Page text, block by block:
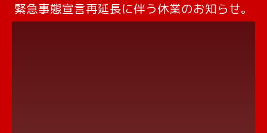
緊急事態宣言再延長に伴う休業のお知らせ。